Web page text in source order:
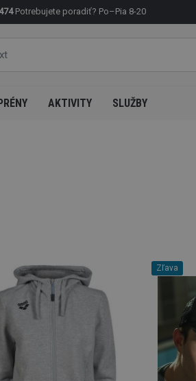
Potrebujete poradiť? Po–Pia 8-20
AKTIVITY SLUŽBY
Zľava